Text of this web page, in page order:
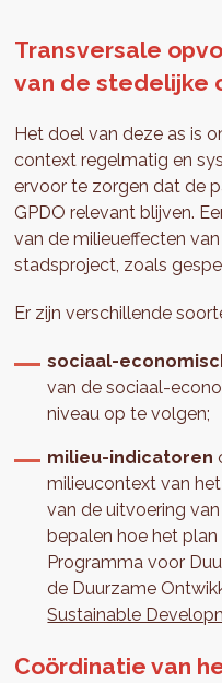
Transversale
van de stedelijke
Het doel van deze as is
context regelmatig en
ervoor te zorgen dat de
GPDO relevant blijven.
van de milieueffecten
stadsproject, zoals
Er zijn verschillende
sociaal-
van de sociaal-
niveau op te volgen;
milieu-indicatoren
milieucontext van
van de uitvoering
bepalen hoe het
Programma voor
de Duurzame
Sustainable
Coördinatie van